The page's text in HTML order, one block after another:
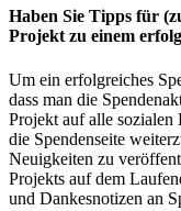
Haben Sie Tipps für
Projekt zu einem
Um ein erfolgreiches
dass man die
Projekt auf alle sozialen
die Spendenseite
Neuigkeiten zu
Projekts auf dem
und Dankesnotizen an